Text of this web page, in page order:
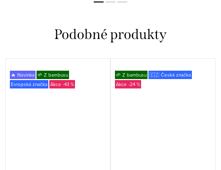
🔥 Novinka 🌱 Z bambusu
Evropská značka
-43 %
🌱 Z bambusu 🇨🇿 Česká značka
-24 %